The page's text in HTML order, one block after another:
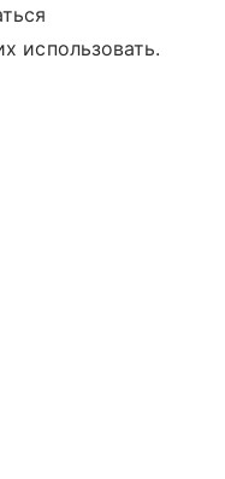
использовать.